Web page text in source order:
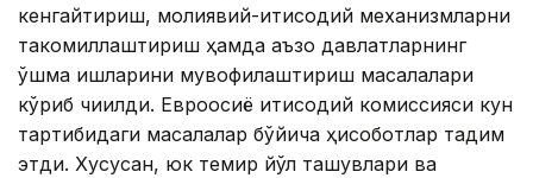
кенгайтириш, молиявий-иқтисодий механизмларни
такомиллаштириш ҳамда аъзо давлатларнинг
қўшма ишларини мувофиқлаштириш масалалари
кўриб чиқилди. Евроосиё иқтисодий комиссияси кун
тартибидаги масалалар бўйича ҳисоботлар тақдим
этди. Хусусан, юк темир йўл ташувлари ва